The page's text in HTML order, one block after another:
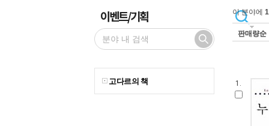
이벤트/기획
고다르의 책
이 분야에
판매량순
1.